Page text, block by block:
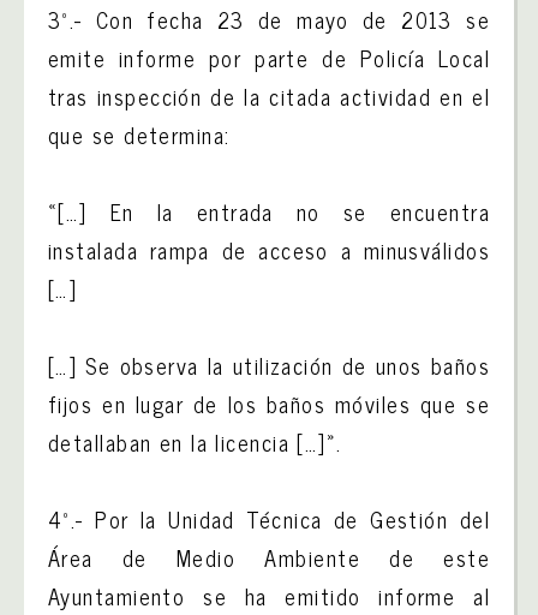
3º.- Con fecha 23 de mayo de 2013 se
emite informe por parte de Policía Local
tras inspección de la citada actividad en el
que se determina:
«[…] En la entrada no se encuentra
instalada rampa de acceso a minusválidos
[…]
[…] Se observa la utilización de unos baños
fijos en lugar de los baños móviles que se
detallaban en la licencia […]».
4º.- Por la Unidad Técnica de Gestión del
Área de Medio Ambiente de este
Ayuntamiento se ha emitido informe al